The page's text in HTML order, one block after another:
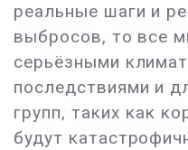
реальные шаги и
выбросов, то все
серьёзными
последствиями и
групп, таких как
будут